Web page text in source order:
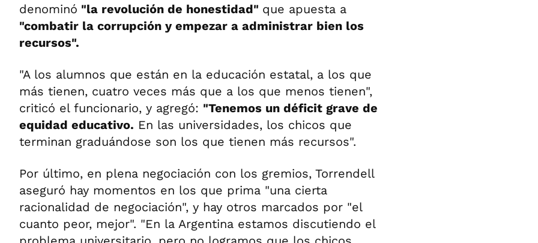
denominó "la revolución de honestidad" que apuesta a
"combatir la corrupción y empezar a administrar bien los
recursos".
"A los alumnos que están en la educación estatal, a los que
más tienen, cuatro veces más que a los que menos tienen",
criticó el funcionario, y agregó: "Tenemos un déficit grave de
equidad educativo. En las universidades, los chicos que
terminan graduándose son los que tienen más recursos".
Por último, en plena negociación con los gremios, Torrendell
aseguró hay momentos en los que prima "una cierta
racionalidad de negociación", y hay otros marcados por "el
cuanto peor, mejor". "En la Argentina estamos discutiendo el